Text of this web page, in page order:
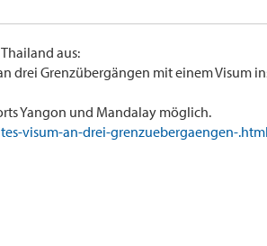
aus:
drei Grenzübergängen mit einem Visum
Yangon und Mandalay möglich.
visum-an-drei-grenzuebergaengen-.html